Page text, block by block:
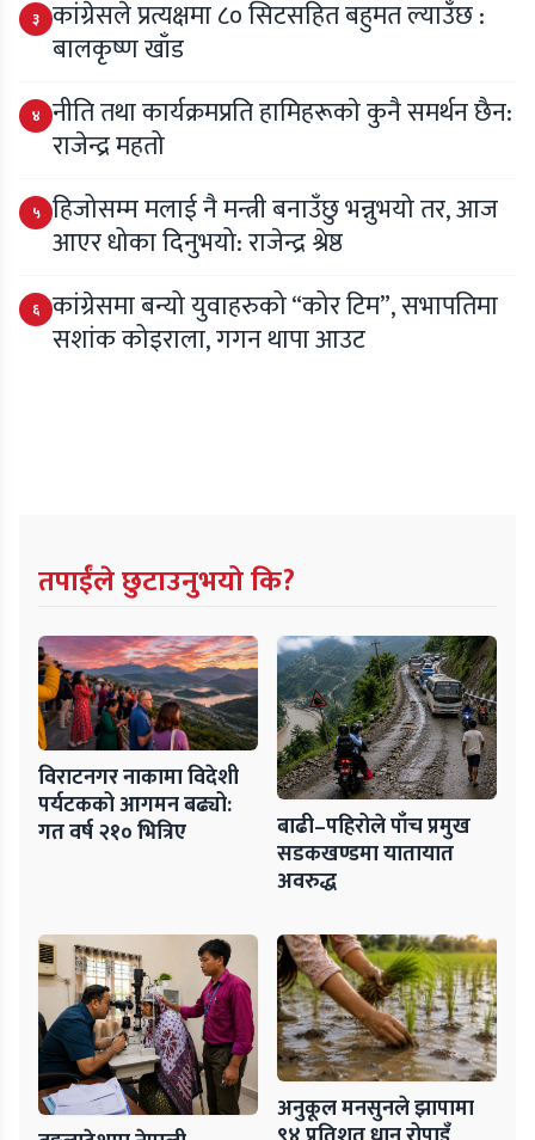
३ कांग्रेसले प्रत्यक्षमा ८० सिटसहित बहुमत ल्याउँछ :
बालकृष्ण खाँड
४ नीति तथा कार्यक्रमप्रति हामिहरूकाे कुनै समर्थन छैन:
राजेन्द्र महतो
५ हिजोसम्म मलाई नै मन्त्री बनाउँछु भन्नुभयो तर, आज
आएर धोका दिनुभयो: राजेन्द्र श्रेष्ठ
६ कांग्रेसमा बन्यो युवाहरुको “कोर टिम”, सभापतिमा
सशांक कोइराला, गगन थापा आउट
तपाईंले छुटाउनुभयो कि?
विराटनगर नाकामा विदेशी
पर्यटकको आगमन बढ्यो:
गत वर्ष २१० भित्रिए बाढी–पहिरोले पाँच प्रमुख
सडकखण्डमा यातायात
अवरुद्ध
अनुकूल मनसुनले झापामा